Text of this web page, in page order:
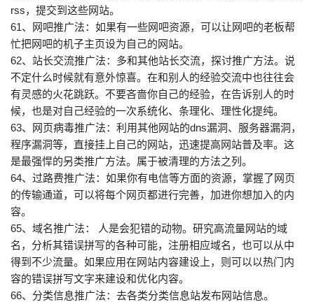
rss，提交到这些网站。
61、网吧推广法：如果有一些网吧资源，可以让网吧的老板帮
忙把网吧的机子主页设为自己的网站。
62、站长交流推广法：多和其他站长交流，探讨推广方法。说
不定什么时候就有意外惊喜。在和别人的经验交流中也往往会
有灵感的火花跳跃。不要吝啬你自己的经验，在告诉别人的时
候，也是对自己经验的一次系统化、条理化、理性化提纯。
63、网页病毒推广法：利用其他网站的dns漏洞、服务器漏洞，
程序漏洞等，直接挂上自己的网站，迅速提高网站普及率。这
是最强悍的另类推广方法。属于被清理的方法之列。
64、过路费推广法：如果你有电信等方面的资源，掌握了网页
的传输通道，可以将每个网页都进行完善，加进你想加入的内
容。
65、域名推广法： 人是会犯错的动物。研究高流量网站的域
名，分析其错误拼写的各种可能，注册相应域名，也可以从中
得到不少流量。如果应用在网站内容建设上，则可以以热门内
容的错误拼写文字来建设和优化内容。
66、分类信息推广法：去各类分类信息站发布网站信息。